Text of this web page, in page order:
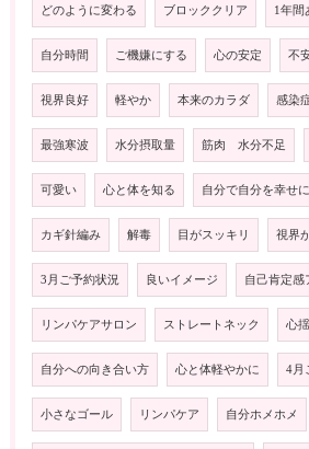
どのように変わる ブロッククリア 1年間
自分時間 ご機嫌にする 心の安定 不
視界良好 軽やか 本来のカラダ 感染
最強寒波 水分摂取量 筋肉 水分不足
可愛い 心と体を知る 自分で自分を幸せ
カギ針編み 解毒 目がスッキリ 視界
3月ご予約状況 良いイメージ 自己肯定感
リンパケアサロン ストレートネック 心
自分への向き合い方 心と体軽やかに 4月
小さなゴール リンパケア 自分ホメホメ